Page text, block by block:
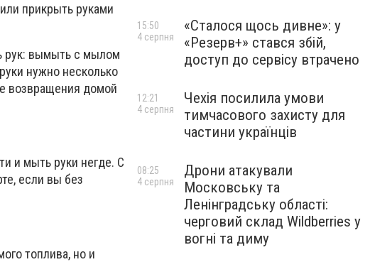
прикрыть руками
рук: вымыть с мылом
нужно несколько
возвращения домой
и мыть руки негде. С
если вы без
топлива, но и
«Сталося щось дивне»: у
«Резерв+» стався збій,
доступ до сервісу втрачено
15:50
4 серпня
Чехія посилила умови
тимчасового захисту для
частини українців
12:21
4 серпня
Дрони атакували
Московську та
Ленінградську області:
черговий склад Wildberries у
вогні та диму
08:25
4 серпня